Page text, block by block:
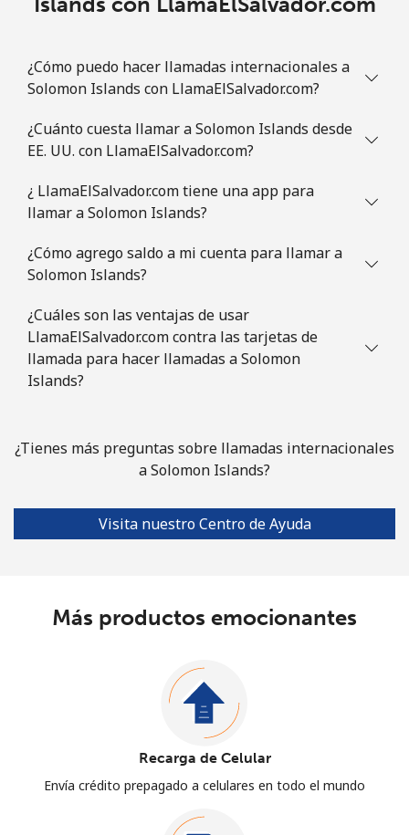
¿Cómo puedo hacer llamadas internacionales a
Solomon Islands con LlamaElSalvador.com?
¿Cuánto cuesta llamar a Solomon Islands desde
EE. UU. con LlamaElSalvador.com?
¿ LlamaElSalvador.com tiene una app para
llamar a Solomon Islands?
¿Cómo agrego saldo a mi cuenta para llamar a
Solomon Islands?
¿Cuáles son las ventajas de usar
LlamaElSalvador.com contra las tarjetas de
llamada para hacer llamadas a Solomon
Islands?
¿Tienes más preguntas sobre llamadas internacionales
a Solomon Islands?
Visita nuestro Centro de Ayuda
Más productos emocionantes
Recarga de Celular
Envía crédito prepagado a celulares en todo el mundo